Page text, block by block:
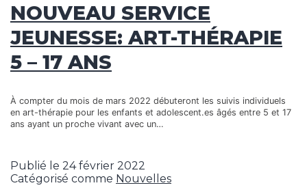
NOUVEAU SERVICE
JEUNESSE: ART-THÉRAPIE
5 – 17 ANS
À compter du mois de mars 2022 débuteront les suivis individuels
en art-thérapie pour les enfants et adolescent.es âgés entre 5 et 17
ans ayant un proche vivant avec un…
Publié le 24 février 2022
Catégorisé comme Nouvelles